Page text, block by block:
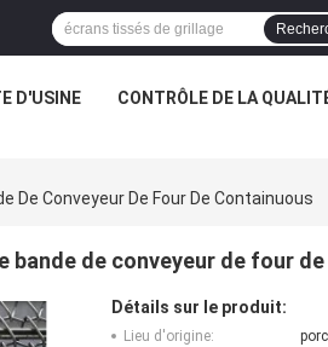
D'USINE CONTRÔLE DE LA
De Conveyeur De Four De Containuous
bande de conveyeur de four
Détails sur le produit:
Lieu d'origine: